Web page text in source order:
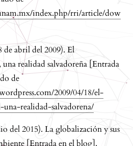
index.php/rri/article/dow
de abril del 2009). El
realidad salvadoreña [Entrada
de
2009/04/18/el-
realidad-salvadorena/
del 2015). La globalización y sus
[Entrada en el blog].